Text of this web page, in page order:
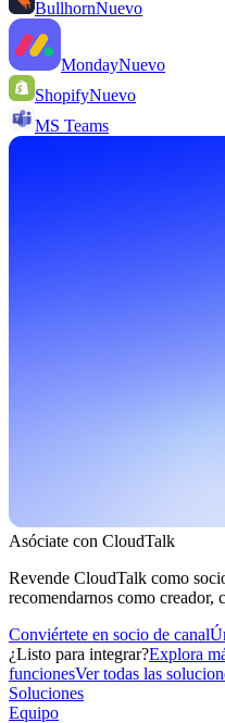
BullhornNuevo
MondayNuevo
ShopifyNuevo
MS Teams
Asóciate con CloudTalk
Revende CloudTalk como
recomendarnos como creador,
Conviértete en socio de canal
¿Listo para integrar?Explora
funcionesVer todas las
Soluciones
Equipo